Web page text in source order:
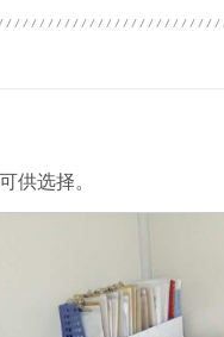
供选择。